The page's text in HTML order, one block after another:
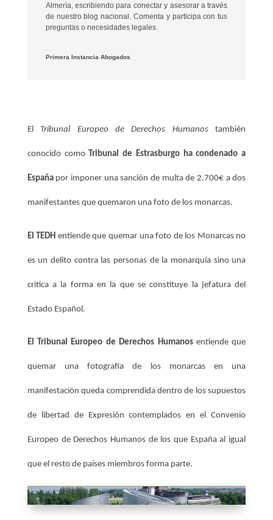
Almería, escribiendo para conectar y asesorar a través
de nuestro blog nacional. Comenta y participa con tus
preguntas o necesidades legales.
Primera Instancia Abogados
El Tribunal Europeo de Derechos Humanostambién
conocido como Tribunal de Estrasburgo ha condenado a
Españapor imponer una sanción de multa de 2.700€ a dos
manifestantes que quemaron una foto de los monarcas.
El TEDH entiende que quemar una foto de los Monarcas no
es un delito contra las personas de la monarquía sino una
critica a la forma en la que se constituye la jefatura del
Estado Español.
El Tribunal Europeo de Derechos Humanosentiende que
quemar una fotografía de los monarcas en una
manifestación queda comprendida dentro de los supuestos
de libertad de Expresión contemplados en el Convenio
Europeo de Derechos Humanos de los que España al igual
que el resto de países miembros forma parte.